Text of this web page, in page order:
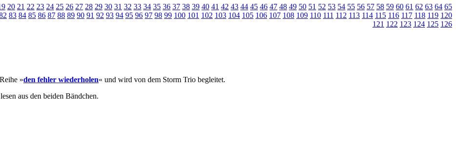
20 21 22 23 24 25 26 27 28 29 30 31 32 33 34 35 36 37 38 39 40 41 42 43 44 45 46 47 48 49 50 51 52 53 54 55 56 57 58 59 60 61 62 63 64 65
83 84 85 86 87 88 89 90 91 92 93 94 95 96 97 98 99 100 101 102 103 104 105 106 107 108 109 110 111 112 113 114 115 116 117 118 119 120
121 122 123 124 125 126
»den fehler wiederholen« und wird von dem Storm Trio begleitet.
aus den beiden Bändchen.